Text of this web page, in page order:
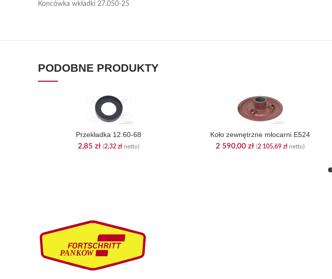
Koncówka wkładki 27.050-25
PODOBNE PRODUKTY
Przekładka 12.60-68
2,85 zł (2,32 zł netto)
Koło zewnętrzne młocarni E524
2 590,00 zł (2 105,69 złnetto)